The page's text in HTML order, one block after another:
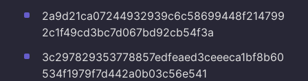
2a9d21ca07244932939c6c58699448f214799
2c1f49cd3bc7d067bd92cb54f3a
3c297829353778857edfeaed3ceeeca1bf8b60
534f1979f7d442a0b03c56e541